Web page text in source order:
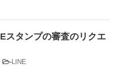
スタンプの審査のリクエ
-LINE